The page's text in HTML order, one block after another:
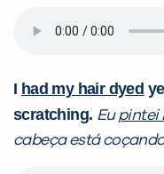
I had my hair dyed
scratching. Eupintei
cabeça está